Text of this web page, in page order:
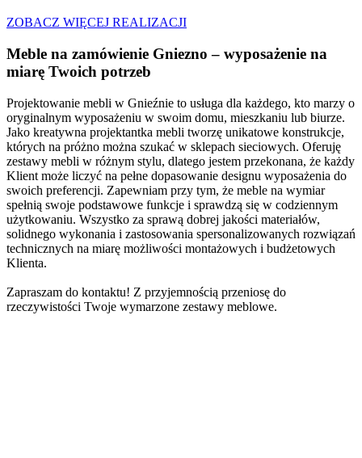
ZOBACZ WIĘCEJ REALIZACJI
Meble na zamówienie Gniezno – wyposażenie na
miarę Twoich potrzeb
Projektowanie mebli w Gnieźnie to usługa dla każdego, kto marzy o
oryginalnym wyposażeniu w swoim domu, mieszkaniu lub biurze.
Jako kreatywna projektantka mebli tworzę unikatowe konstrukcje,
których na próżno można szukać w sklepach sieciowych. Oferuję
zestawy mebli w różnym stylu, dlatego jestem przekonana, że każdy
Klient może liczyć na pełne dopasowanie designu wyposażenia do
swoich preferencji. Zapewniam przy tym, że meble na wymiar
spełnią swoje podstawowe funkcje i sprawdzą się w codziennym
użytkowaniu. Wszystko za sprawą dobrej jakości materiałów,
solidnego wykonania i zastosowania spersonalizowanych rozwiązań
technicznych na miarę możliwości montażowych i budżetowych
Klienta.
Zapraszam do kontaktu! Z przyjemnością przeniosę do
rzeczywistości Twoje wymarzone zestawy meblowe.